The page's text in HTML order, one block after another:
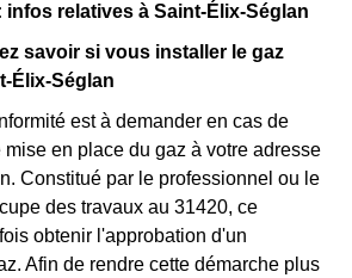
infos relatives à Saint-Élix-Séglan
savoir si vous installer le gaz
Élix-Séglan
est à demander en cas de
en place du gaz à votre adresse
Constitué par le professionnel ou le
des travaux au 31420, ce
obtenir l'approbation d'un
Afin de rendre cette démarche plus